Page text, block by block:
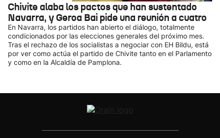
Chivite alaba los pactos que han sustentado
Navarra, y Geroa Bai pide una reunión a cuatro
En Navarra, los partidos han abierto el diálogo, totalmente
condicionados por las elecciones generales del próximo mes.
Tras el rechazo de los socialistas a negociar con EH Bildu, está
por ver como actúa el partido de Chivite tanto en el Parlamento
y como en la Alcaldía de Pamplona.